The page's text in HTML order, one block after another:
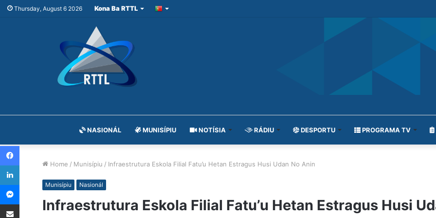
Thursday, August 6 2026 Kona Ba RTTL
NASIONÁL MUNISÍPIU NOTÍSIA RÁDIU DESPORTU PROGRAMA TV
Home / Munisípiu / Infraestrutura Eskola Filial Fatu’u Hetan Estragus Husi Udan No Anin
Munisípiu Nasionál
Infraestrutura Eskola Filial Fatu’u Hetan Estragus Husi
Facebook
LinkedIn
Messenger